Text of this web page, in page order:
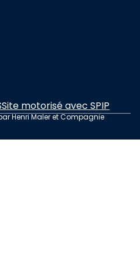
Site motorisé avec SPIP
Henri Maler et Compagnie